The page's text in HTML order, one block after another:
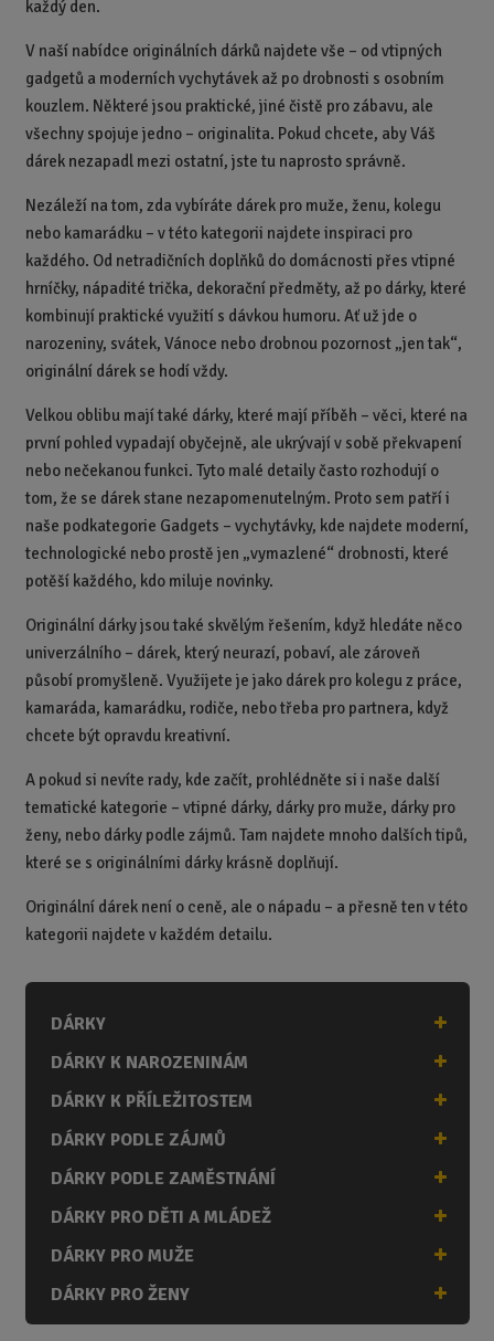
každý den.
V naší nabídce originálních dárků najdete vše – od vtipných
gadgetů a moderních vychytávek až po drobnosti s osobním
kouzlem. Některé jsou praktické, jiné čistě pro zábavu, ale
všechny spojuje jedno – originalita. Pokud chcete, aby Váš
dárek nezapadl mezi ostatní, jste tu naprosto správně.
Nezáleží na tom, zda vybíráte dárek pro muže, ženu, kolegu
nebo kamarádku – v této kategorii najdete inspiraci pro
každého. Od netradičních doplňků do domácnosti přes vtipné
hrníčky, nápadité trička, dekorační předměty, až po dárky, které
kombinují praktické využití s dávkou humoru. Ať už jde o
narozeniny, svátek, Vánoce nebo drobnou pozornost „jen tak“,
originální dárek se hodí vždy.
Velkou oblibu mají také dárky, které mají příběh – věci, které na
první pohled vypadají obyčejně, ale ukrývají v sobě překvapení
nebo nečekanou funkci. Tyto malé detaily často rozhodují o
tom, že se dárek stane nezapomenutelným. Proto sem patří i
naše podkategorie Gadgets – vychytávky, kde najdete moderní,
technologické nebo prostě jen „vymazlené“ drobnosti, které
potěší každého, kdo miluje novinky.
Originální dárky jsou také skvělým řešením, když hledáte něco
univerzálního – dárek, který neurazí, pobaví, ale zároveň
působí promyšleně. Využijete je jako dárek pro kolegu z práce,
kamaráda, kamarádku, rodiče, nebo třeba pro partnera, když
chcete být opravdu kreativní.
A pokud si nevíte rady, kde začít, prohlédněte si i naše další
tematické kategorie – vtipné dárky, dárky pro muže, dárky pro
ženy, nebo dárky podle zájmů. Tam najdete mnoho dalších tipů,
které se s originálními dárky krásně doplňují.
Originální dárek není o ceně, ale o nápadu – a přesně ten v této
kategorii najdete v každém detailu.
DÁRKY
DÁRKY K NAROZENINÁM
DÁRKY K PŘÍLEŽITOSTEM
DÁRKY PODLE ZÁJMŮ
DÁRKY PODLE ZAMĚSTNÁNÍ
DÁRKY PRO DĚTI A MLÁDEŽ
DÁRKY PRO MUŽE
DÁRKY PRO ŽENY